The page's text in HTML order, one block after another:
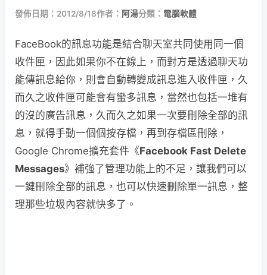
發佈日期：2012/8/18作者： 阿湯分類： 電腦軟體
FaceBook的訊息功能是結合聊天室共同使用同一個
收件匣，因此如果你不在線上，而對方是透過聊天功
能傳訊息給你，則會自動轉變成訊息進入收件匣，久
而久之收件匣可能會有蠻多訊息，當然也包括一堆有
的沒的廣告訊息，久而久之如果一次要刪除全部的訊
息，就得手動一個個按存檔，再到存檔區刪除，
Google Chrome擴充套件《Facebook Fast Delete
Messages》補強了管理功能上的不足，讓我們可以
一鍵刪除全部的訊息，也可以快速刪除單一訊息，整
理那些垃圾內容就快多了。